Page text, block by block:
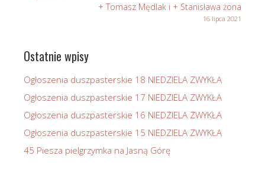
+ Tomasz Mędlak i + Stanisława żona
16 lipca 2021
Ostatnie wpisy
Ogłoszenia duszpasterskie 18 NIEDZIELA ZWYKŁA
Ogłoszenia duszpasterskie 17 NIEDZIELA ZWYKŁA
Ogłoszenia duszpasterskie 16 NIEDZIELA ZWYKŁA
Ogłoszenia duszpasterskie 15 NIEDZIELA ZWYKŁA
45 Piesza pielgrzymka na Jasną Górę